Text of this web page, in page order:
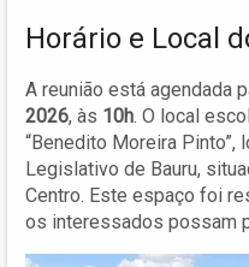
Horário e Local
A reunião está agendada
2026, às 10h. O local
“Benedito Moreira
Legislativo de Bauru,
Centro. Este espaço foi
os interessados possam